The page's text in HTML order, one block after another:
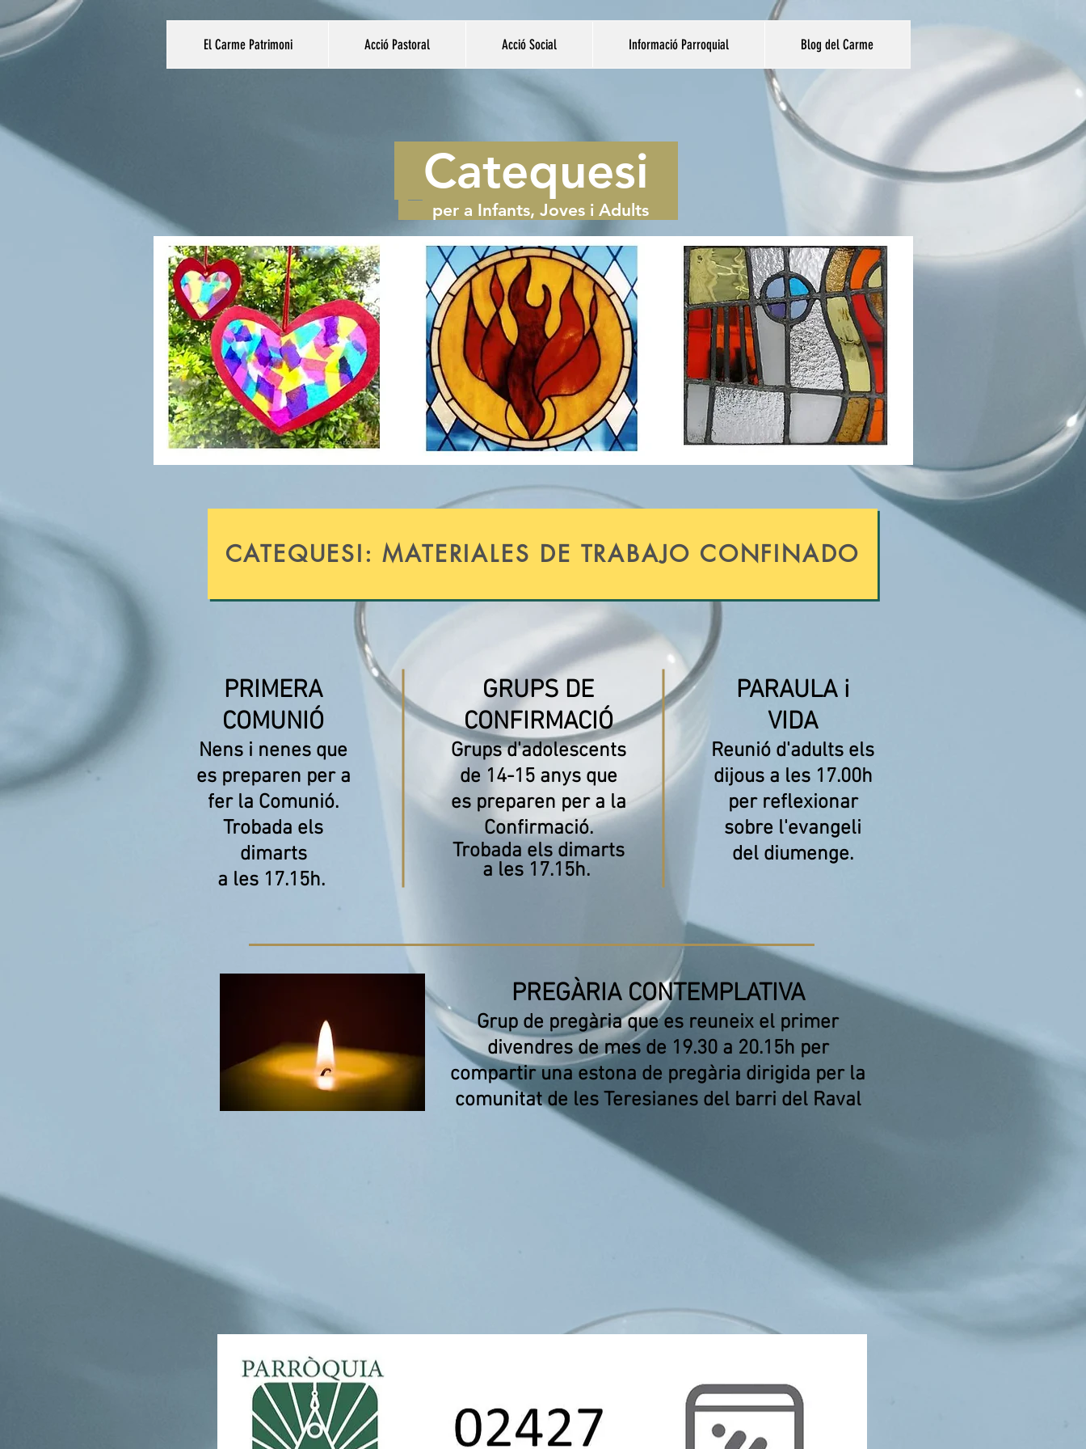
El Carme Patrimoni Acció Pastoral Acció Social Informació Parroquial Blog del Carme
Catequesi
per a Infants, Joves i Adults
CATEQUESI: MATERIALES DE TRABAJO CONFINADO
PRIMERA
COMUNIÓ
Nens i nenes que
es preparen per a
fer la Comunió.
Trobada els
dimarts
a les 17.15h.
GRUPS DE
CONFIRMACIÓ
Grups d'adolescents
de 14-15 anys que
es preparen per a la
Confirmació.
Trobada els dimarts
a les 17.15h.
PARAULA i
VIDA
Reunió d'adults els
dijous a les 17.00h
per reflexionar
sobre l'evangeli
del diumenge.
PREGÀRIA CONTEMPLATIVA
Grup de pregària que es reuneix el primer
divendres de mes de 19.30 a 20.15h per
compartir una estona de pregària dirigida per la
comunitat de les Teresianes del barri del Raval